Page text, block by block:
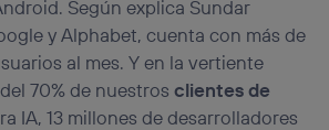
Según explica Sundar
y Alphabet, cuenta con más de
al mes. Y en la vertiente
70% de nuestrosclientes de
IA, 13 millones de desarrolladores